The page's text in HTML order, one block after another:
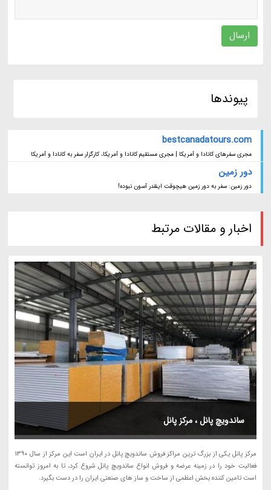
ارسال
پیوندها
bestcanadatours.com
مجری سفرهای کانادا و آمریکا | مجری مستقیم کانادا و آمریکا، کارگزار سفر به کانادا و آمریکا
دور زمین
دور زمین: سفر به دور زمین هیچوقت اینقدر آسون نبوده!
اخبار و مقالات مرتبط
ساندویچ پانل ، مرکز پانل
مرکز پانل یکی از بزرگ ترین مراکز فروش ساندویچ پانل در ایران است این مرکز از سال 1390
فعالیت خود را در زمینه عرضه و فروش انواع ساندویچ پانل شروع کرد، تا به امروز توانسته
است تامین کننده بخش اعظمی از ساخت و ساز های صنعتی ایران را در دست بگیرد.